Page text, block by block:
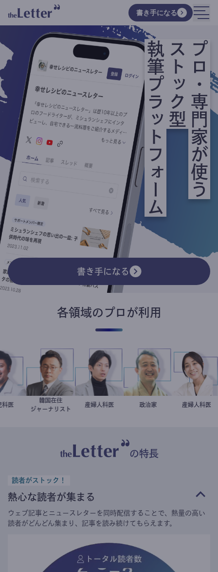
書き手になる
プロ・専門家が使う
ストック型
執筆プラットフォーム
書き手になる
各領域のプロが利用
今西洋介
小児科医 徐台教
韓国在住
ジャーナリスト
重見大介
産婦人科医 小坂英二
政治家 稲葉可奈
産婦人科
の特長
読者がストック！
熱心な読者が集まる
ウェブ記事とニュースレターを同時配信することで、熱量の高い
読者がどんどん集まり、記事を読み続けてもらえます。